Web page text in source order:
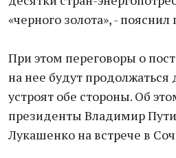
«черного золота», - пояснил
При этом переговоры о
на нее будут продолжаться
устроят обе стороны. Об
президенты Владимир
Лукашенко на встрече в